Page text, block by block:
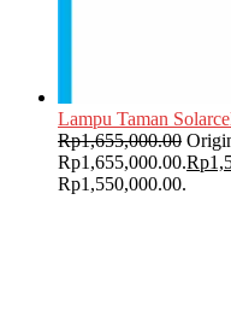
Lampu Taman
Rp1,655,000.00
Rp1,655,000.00.Rp
Rp1,550,000.00.